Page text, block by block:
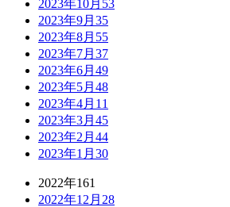
2023年10月 53
2023年9月 35
2023年8月 55
2023年7月 37
2023年6月 49
2023年5月 48
2023年4月 11
2023年3月 45
2023年2月 44
2023年1月 30
2022年161
2022年12月 28